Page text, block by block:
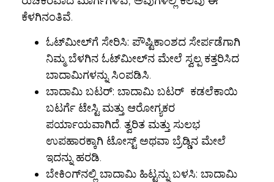
ಕೆಳಗಿನಂತಿವೆ.
ಓಟ್‌ಮೀಲ್‌ಗೆ ಸೇರಿಸಿ: ಪೌಷ್ಟಿಕಾಂಶದ ಸೇರ್ಪಡೆಗಾಗಿ
ನಿಮ್ಮ ಬೆಳಗಿನ ಓಟ್‌ಮೀಲ್‌ನ ಮೇಲೆ ಸ್ವಲ್ಪ ಕತ್ತರಿಸಿದ
ಬಾದಾಮಿಗಳನ್ನು ಸಿಂಪಡಿಸಿ.
ಬಾದಾಮಿ ಬಟರ್: ಬಾದಾಮಿ ಬಟರ್ ಕಡಲೆಕಾಯಿ
ಬಟರ್ಗೆ ಟೇಸ್ಟಿ ಮತ್ತು ಆರೋಗ್ಯಕರ
ಪರ್ಯಾಯವಾಗಿದೆ. ತ್ವರಿತ ಮತ್ತು ಸುಲಭ
ಉಪಹಾರಕ್ಕಾಗಿ ಟೋಸ್ಟ್ ಅಥವಾ ಬ್ರೆಡ್ಡಿನ ಮೇಲೆ
ಇದನ್ನು ಹರಡಿ.
ಬೇಕಿಂಗ್‌ನಲ್ಲಿ ಬಾದಾಮಿ ಹಿಟ್ಟನ್ನು ಬಳಸಿ: ಬಾದಾಮಿ